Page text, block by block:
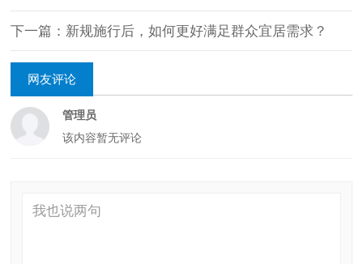
下一篇：新规施行后，如何更好满足群众宜居需求？
网友评论
管理员
该内容暂无评论